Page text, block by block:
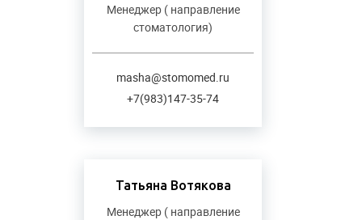
Менеджер ( направление
стоматология)
masha@stomomed.ru
+7(983)147-35-74
Татьяна Вотякова
Менеджер ( направление